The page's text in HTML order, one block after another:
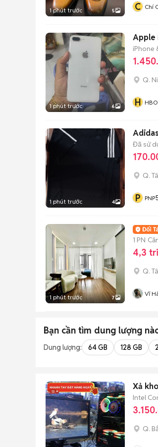
1 phút trước 5 C Chí
1 phút trước 6
Apple
iPhone
Q.
H HBO
1 phút trước 4
Đã sử
Q.
P PNP
1 phút trước 7
1 PN
4,3
Q.
Vĩ
Bạn cần tìm dung lượng
Dung lượng: 64 GB 128 GB
Xả
Intel
Q.